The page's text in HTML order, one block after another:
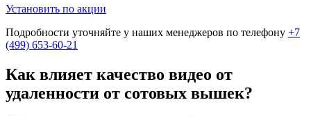
Установить по акции
Подробности уточняйте у наших менеджеров по телефону +7
(499) 653-60-21
Как влияет качество видео от
удаленности от сотовых вышек?